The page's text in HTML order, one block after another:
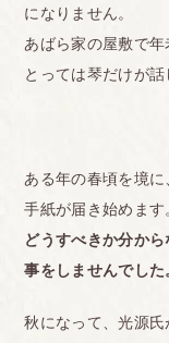
になりません。
あばら家の屋敷で
とっては琴だけが話
ある年の春頃を境
手紙が届き始めます
どうすべきか分か
事をしませんでした
秋になって、光源氏